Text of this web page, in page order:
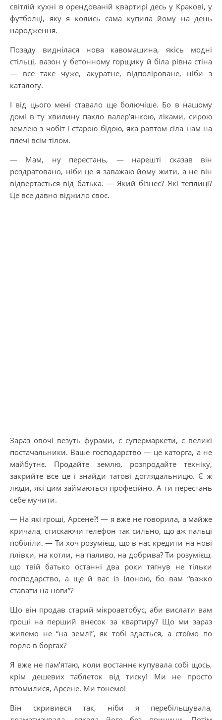
світлій кухні в орендованій квартирі десь у Кракові, у
футболці, яку я колись сама купила йому на день
народження.
Позаду виднілася нова кавомашина, якісь модні
стільці, вазон у бетонному горщику й біла рівна стіна
— все таке чуже, акуратне, відполіроване, ніби з
каталогу.
І від цього мені ставало ще болючіше. Бо в нашому
домі в ту хвилину пахло валер’янкою, ліками, сирою
землею з чобіт і старою бідою, яка раптом сіла нам на
плечі всім тілом.
— Мам, ну перестань, — нарешті сказав він
роздратовано, ніби це я заважаю йому жити, а не він
відвертається від батька. — Який бізнес? Які теплиці?
Це все давно віджило своє.
Зараз овочі везуть фурами, є супермаркети, є великі
постачальники. Ваше господарство — це каторга, а не
майбутнє. Продайте землю, розпродайте техніку,
закрийте все це і знайди татові доглядальницю. Є ж
люди, які цим займаються професійно. А ти перестань
себе мучити.
— На які гроші, Арсене?! — я вже не говорила, а майже
кричала, стискаючи телефон так сильно, що аж пальці
побіліли. — Ти хоч розумієш, що в нас кредити на нові
плівки, на котли, на паливо, на добрива? Ти розумієш,
що твій батько останні два роки тягнув не тільки
господарство, а ще й вас із Ілоною, бо вам “важко
ставати на ноги”?
Що він продав старий мікроавтобус, аби вислати вам
гроші на перший внесок за квартиру? Що ми зараз
живемо не “на землі”, як тобі здається, а стоїмо по
горло в боргах?
Я вже не пам’ятаю, коли востаннє купувала собі щось,
крім дешевих таблеток від тиску! Ми не просто
втомилися, Арсене. Ми тонемо!
Він скривився так, ніби я перебільшувала,